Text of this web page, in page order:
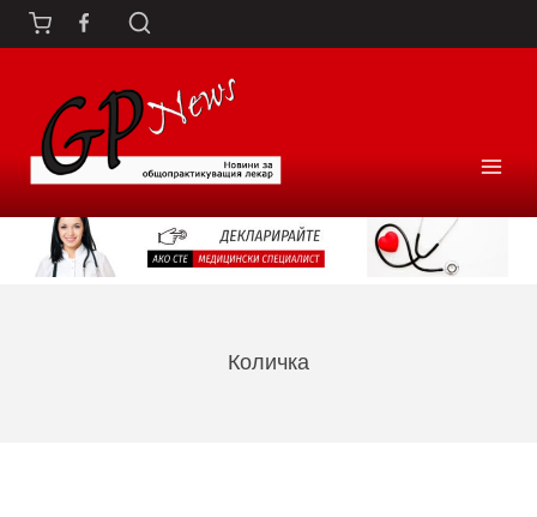
Към
съдържанието
Количка